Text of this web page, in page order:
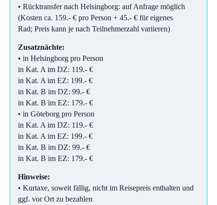
• Rücktransfer nach Helsingborg: auf Anfrage möglich
(Kosten ca. 159.- € pro Person + 45.- € für eigenes
Rad; Preis kann je nach Teilnehmerzahl variieren)
Zusatznächte:
• in Helsingborg pro Person
in Kat. A im DZ: 119.- €
in Kat. A im EZ: 199.- €
in Kat. B im DZ: 99.- €
in Kat. B im EZ: 179.- €
• in Göteborg pro Person
in Kat. A im DZ: 119.- €
in Kat. A im EZ: 199.- €
in Kat. B im DZ: 99.- €
in Kat. B im EZ: 179.- €
Hinweise:
• Kurtaxe, soweit fällig, nicht im Reisepreis enthalten und
ggf. vor Ort zu bezahlen